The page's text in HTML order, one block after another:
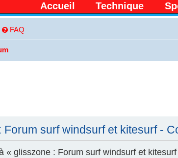
Accueil Technique
FAQ
Forum surf windsurf et kitesurf -
« glisszone : Forum surf windsurf et